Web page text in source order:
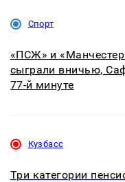
Спорт
«ПСЖ» и
сыграли вничью,
77-й минуте
Кузбасс
Три категории